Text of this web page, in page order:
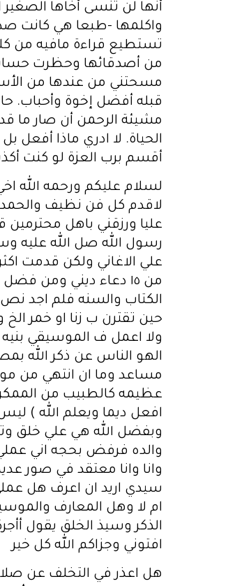
أنها لن تنسى أخاها الصغير
واكلمها -طبعا هي كانت
تستطيع قراءة مافيه من
من أصدقائها وحظرت حسابي
مسحتني من عندها من
قبله أفضل إخوة وأحباب.
مشيئة الرحمن أن صار ما قد
الحياة. لا ادري ماذا أفعل
أقسم برب العزة لو كنت أكذب
لسلام عليكم ورحمه
لاقدم كل فن نظيف
عليا ورزقني باهل محترمين
رسول الله صل الله عليه
علي الاغاني ولكن قدمت
من ١٥ دعاء ديني ومن
الكتاب والسنه فلم اجد
حين تقترن ب زنا او خمر
ولا اعمل ف الموسيقي بنيه
الهو الناس عن ذكر الله
مساعد وما ان انتهي من
عظيمه كالطبيب من
افعل ديما ويعلم الله )
وبفضل الله هي علي خلق
والده فرفض بحجه اني
وانا وانا معتقد في صور
سيدي اريد ان اعرف هل
ام لا وهل المعارف
الذكر وسيذ الخلق يقول
افتوني وجزاكم الله كل خير
هل اعذر في التخلف عن